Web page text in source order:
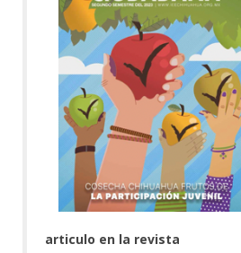
articulo en la revista